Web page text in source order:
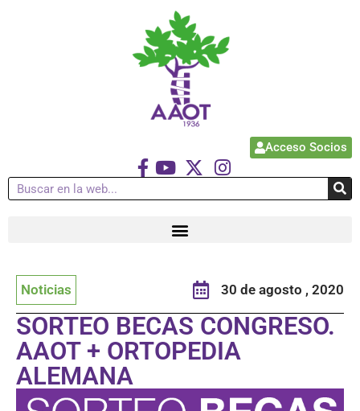
Acceso Socios
Noticias 30 de agosto , 2020
SORTEO BECAS CONGRESO.
AAOT + ORTOPEDIA
ALEMANA